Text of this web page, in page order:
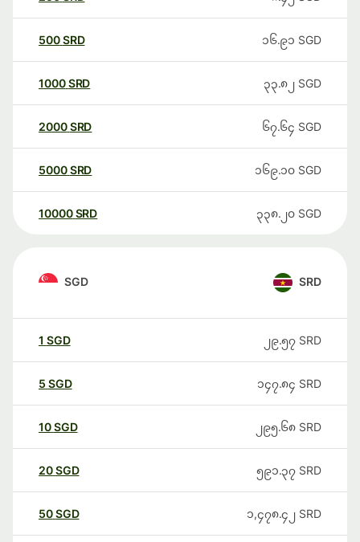
500SRD ၁၆.၉၁ SGD
1000SRD ၃၃.၈၂ SGD
2000SRD ၆၇.၆၄ SGD
5000SRD ၁၆၉.၁၀ SGD
10000 SRD ၃၃၈.၂၀ SGD
SGD SRD
1 SGD ၂၉.၅၇ SRD
5 SGD ၁၄၇.၈၄ SRD
10SGD ၂၉၅.၆၈ SRD
20SGD ၅၉၁.၃၇ SRD
50SGD ၁,၄၇၈.၄၂ SRD